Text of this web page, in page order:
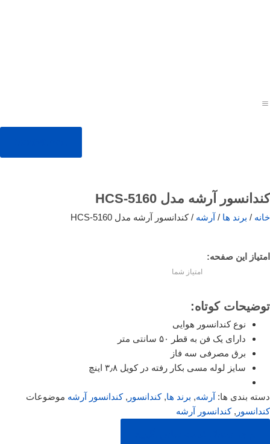
کندانسور آرشه مدل HCS-5160
خانه / برند ها / آرشه / کندانسور آرشه مدل HCS-5160
امتیاز این صفحه:
امتیاز شما
توضیحات کوتاه:
نوع کندانسور هوایی
دارای یک فن به قطر ۵۰ سانتی متر
برق مصرفی سه فاز
سایز لوله مسی بکار رفته در کویل ۳٫۸ اینچ
دسته بندی ها: آرشه, برند ها,کندانسور ,کندانسور آرشه موضوعات
کندانسور ,کندانسور آرشه